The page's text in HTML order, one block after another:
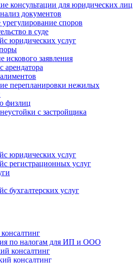
консультации для юридических лиц
документов
урегулирование споров
в суде
юридических услуг
искового заявления
арендатора
перепланировки нежилых
физлиц
с застройщика
юридических услуг
регистрационных услуг
бухгалтерских услуг
по налогам для ИП и ООО
консалтинг
консалтинг